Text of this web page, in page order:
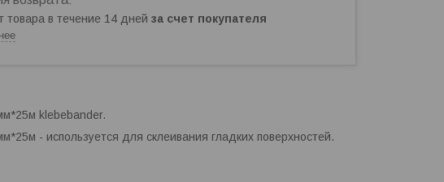
товара в течение 14 дней за счет покупателя
klebebander.
- используется для склеивания гладких поверхностей.